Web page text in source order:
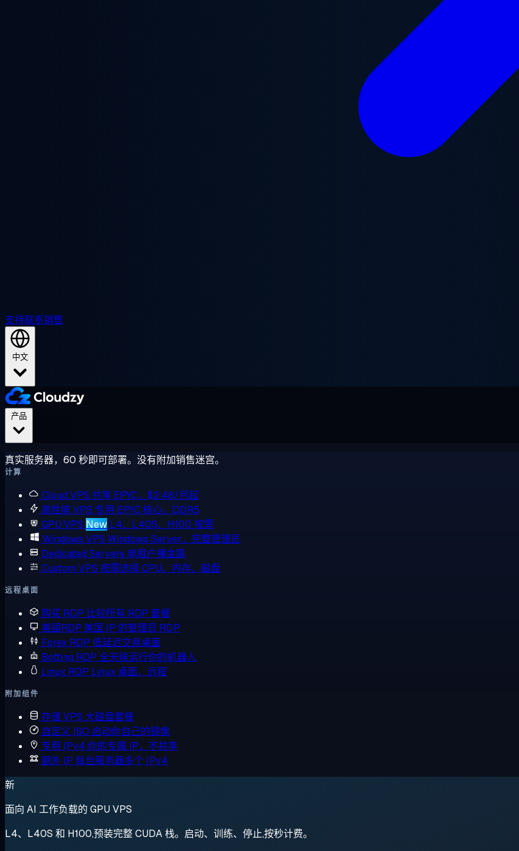
支持联系销售
中文
真实服务器，60 秒即可部署。没有附加销售迷宫。
计算
Cloud VPS 共享 EPYC，$2.48/月起
高性能 VPS 专用 EPYC 核心，DDR5
GPU VPS New L4、L40S、H100 按需
Windows VPS Windows Server，完整管理员
Dedicated Servers 单租户裸金属
Custom VPS 按需选择 CPU、内存、磁盘
远程桌面
购买 RDP 比较所有 RDP 套餐
美国RDP 美国 IP 的管理员 RDP
Forex RDP 低延迟交易桌面
Botting RDP 全天候运行你的机器人
Linux RDP Linux 桌面，远程
附加组件
存储 VPS 大磁盘套餐
自定义 ISO 启动你自己的镜像
专用 IPv4 你的专属 IP，不共享
额外 IP 每台服务器多个 IPv4
新
面向 AI 工作负载的 GPU VPS
L4、L40S 和 H100,预装完整 CUDA 栈。启动、训练、停止,按秒计费。